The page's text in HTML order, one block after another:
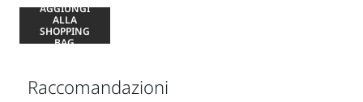
AGGIUNGI
ALLA
SHOPPING
BAG
Raccomandazioni